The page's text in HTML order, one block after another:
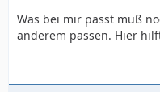
Was bei mir passt muß
anderem passen. Hier